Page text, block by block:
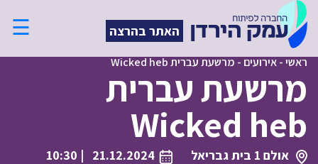
האתר בהרצה ☰
ראשי-אירועים - מרשעת עברית Wicked heb
מרשעת עברית
Wicked heb
אולם 1 בית גבריאל 21.12.2024
| 10:30